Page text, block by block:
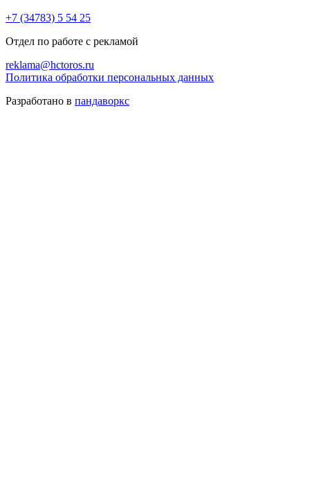
+7 (34783) 5 54 25
Отдел по работе с рекламой
reklama@hctoros.ru
Политика обработки персональных данных
Разработано в пандаворкс